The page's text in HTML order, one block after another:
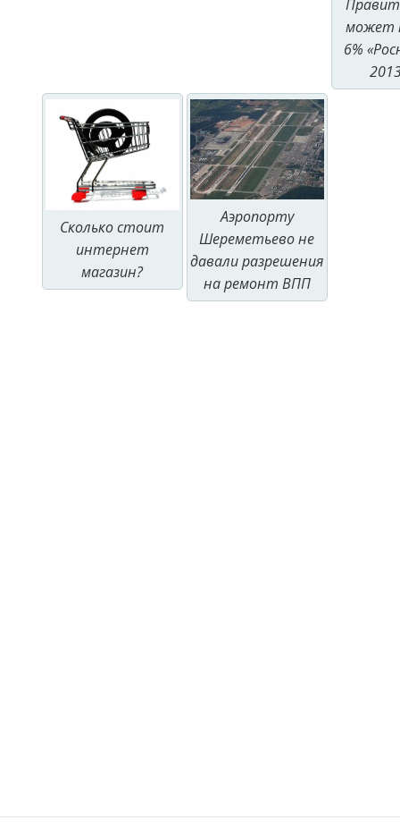
может
6%
Сколько стоит
интернет
магазин?
Аэропорту
Шереметьево не
давали разрешения
на ремонт ВПП